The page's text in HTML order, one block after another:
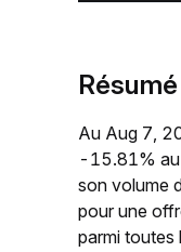
Au Aug 7,
-15.81% au
son volume
pour une
parmi toutes